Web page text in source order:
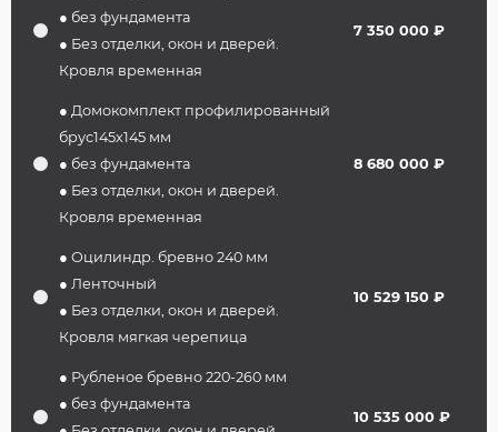
● без фундамента
● Без отделки, окон и дверей.
Кровля временная
7 350 000 ₽
● Домокомплект профилированный
брус145х145 мм
● без фундамента
● Без отделки, окон и дверей.
Кровля временная
8 680 000 ₽
● Оцилиндр. бревно 240 мм
● Ленточный
● Без отделки, окон и дверей.
Кровля мягкая черепица
10 529 150 ₽
● Рубленое бревно 220-260 мм
● без фундамента
10 535 000 ₽